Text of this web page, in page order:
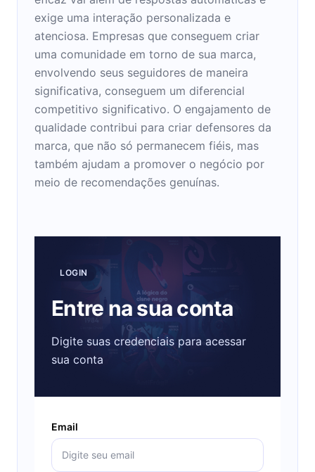
exige uma interação personalizada e
atenciosa. Empresas que conseguem criar
uma comunidade em torno de sua marca,
envolvendo seus seguidores de maneira
significativa, conseguem um diferencial
competitivo significativo. O engajamento de
qualidade contribui para criar defensores da
marca, que não só permanecem fiéis, mas
também ajudam a promover o negócio por
meio de recomendações genuínas.
LOGIN
Entre na sua conta
Digite suas credenciais para acessar
sua conta
Email